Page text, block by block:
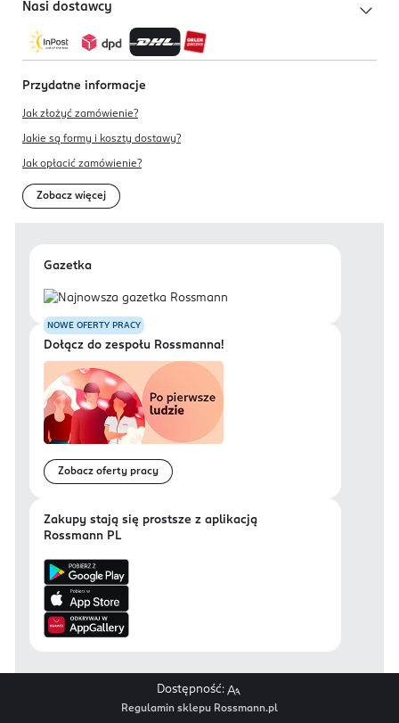
Nasi dostawcy
Przydatne informacje
Jak złożyć zamówienie?
Jakie są formy i koszty dostawy?
Jak opłacić zamówienie?
Zobacz więcej
Gazetka
NOWE OFERTY PRACY
Dołącz do zespołu Rossmanna!
Zobacz oferty pracy
Zakupy stają się prostsze z aplikacją
Rossmann PL
Dostępność:
Regulamin sklepu Rossmann.pl